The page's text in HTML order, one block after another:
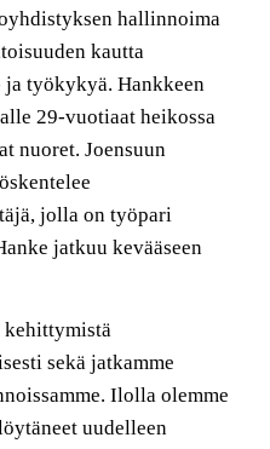
hallinnoima
kautta
työkykyä. Hankkeen
29-vuotiaat heikossa
nuoret. Joensuun
jolla on työpari
jatkuu kevääseen
kehittymistä
sekä jatkamme
Ilolla olemme
uudelleen